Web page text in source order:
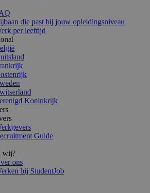
die past bij jouw opleidingsniveau
per leeftijd
Koninkrijk
Guide
wij?
ons
bij StudentJob